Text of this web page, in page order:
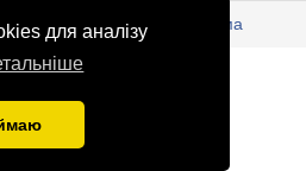
для аналізу
інформація
Реклама
patrioty.org.ua